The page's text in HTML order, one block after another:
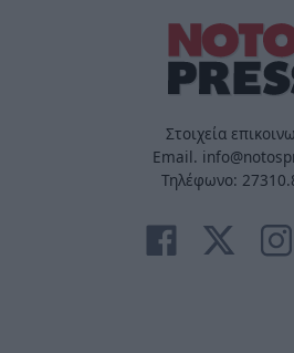
Στοιχεία
Email.
Τηλέφωνο: